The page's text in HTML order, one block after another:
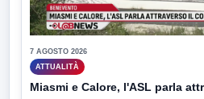
7 AGOSTO 2026
ATTUALITÀ
Miasmi e Calore, l'ASL parla